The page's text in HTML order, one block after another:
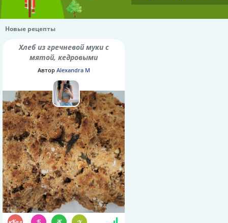
Новые рецепты
Хлеб из гречневой муки с
мятой, кедровыми
орешками и семенами
Автор Alexandra M